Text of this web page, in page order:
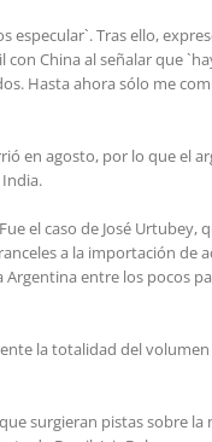
especular`. Tras ello,
China al señalar que
Hasta ahora sólo me
en agosto, por lo que el
el caso de José Urtubey,
a la importación de
entre los pocos
la totalidad del
surgieran pistas sobre la